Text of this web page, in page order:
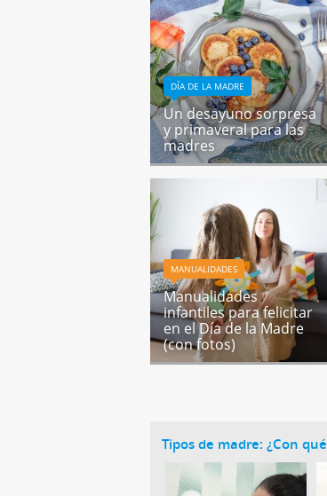
DÍA DE LA MADRE
Un desayuno sorpresa
y primaveral para las
madres
MANUALIDADES
Manualidades
infantiles para felicitar
en el Día de la Madre
(con fotos)
Tipos de madre: ¿Con